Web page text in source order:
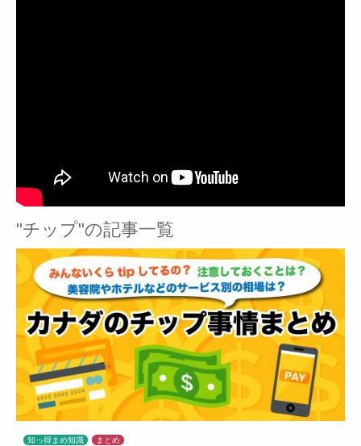
"チップ"の記事一覧
知っ得まめ知識 まとめ